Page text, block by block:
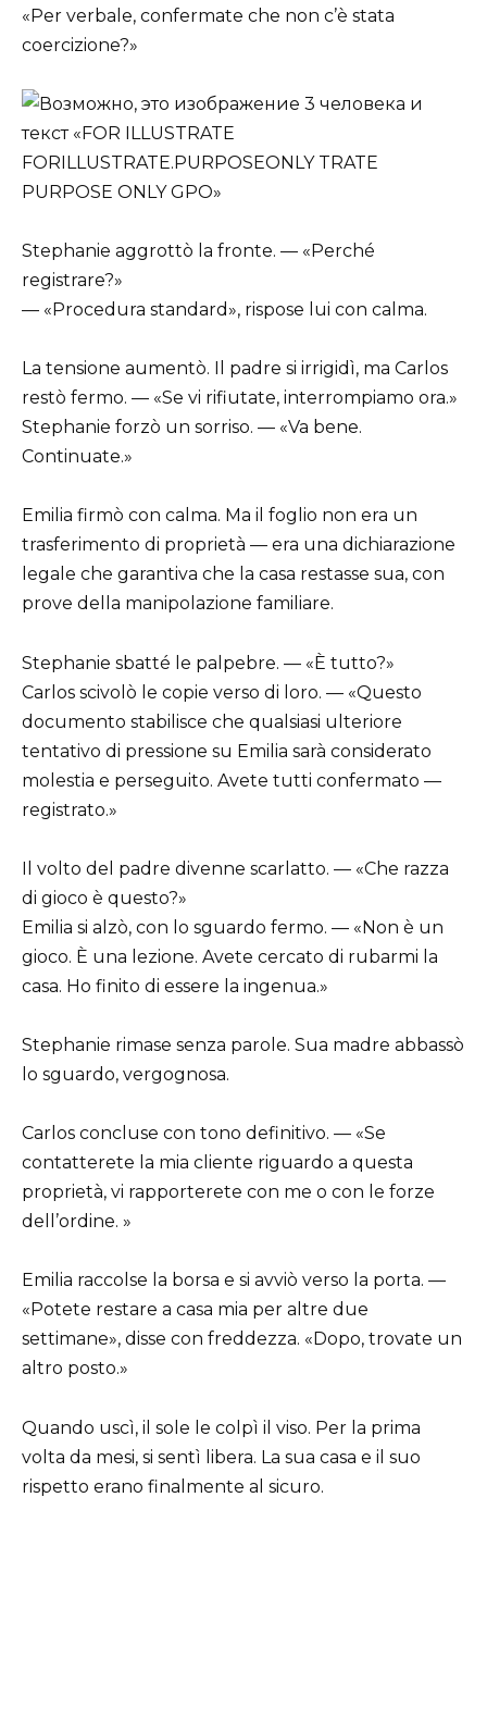
«Per verbale, confermate che non c’è stata
coercizione?»
Stephanie aggrottò la fronte. — «Perché
registrare?»
— «Procedura standard», rispose lui con calma.
La tensione aumentò. Il padre si irrigidì, ma Carlos
restò fermo. — «Se vi rifiutate, interrompiamo ora.»
Stephanie forzò un sorriso. — «Va bene.
Continuate.»
Emilia firmò con calma. Ma il foglio non era un
trasferimento di proprietà — era una dichiarazione
legale che garantiva che la casa restasse sua, con
prove della manipolazione familiare.
Stephanie sbatté le palpebre. — «È tutto?»
Carlos scivolò le copie verso di loro. — «Questo
documento stabilisce che qualsiasi ulteriore
tentativo di pressione su Emilia sarà considerato
molestia e perseguito. Avete tutti confermato —
registrato.»
Il volto del padre divenne scarlatto. — «Che razza
di gioco è questo?»
Emilia si alzò, con lo sguardo fermo. — «Non è un
gioco. È una lezione. Avete cercato di rubarmi la
casa. Ho finito di essere la ingenua.»
Stephanie rimase senza parole. Sua madre abbassò
lo sguardo, vergognosa.
Carlos concluse con tono definitivo. — «Se
contatterete la mia cliente riguardo a questa
proprietà, vi rapporterete con me o con le forze
dell’ordine. »
Emilia raccolse la borsa e si avviò verso la porta. —
«Potete restare a casa mia per altre due
settimane», disse con freddezza. «Dopo, trovate un
altro posto.»
Quando uscì, il sole le colpì il viso. Per la prima
volta da mesi, si sentì libera. La sua casa e il suo
rispetto erano finalmente al sicuro.